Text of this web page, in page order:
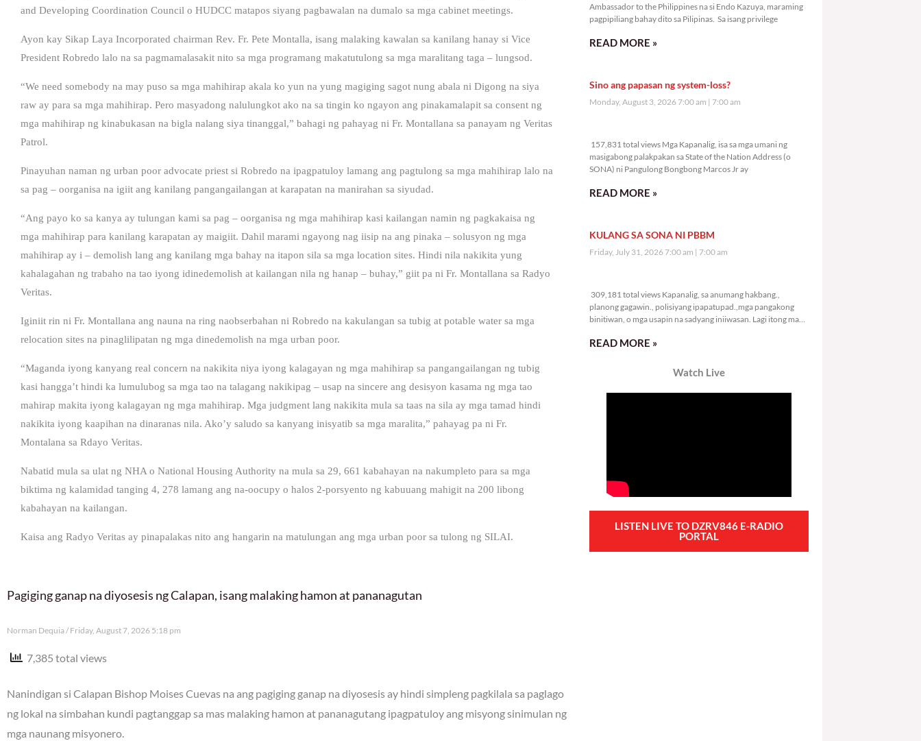
and Developing Coordination Council o HUDCC matapos siyang pagbawalan na dumalo sa mga cabinet meetings.
Ayon kay Sikap Laya Incorporated chairman Rev. Fr. Pete Montalla, isang malaking kawalan sa kanilang hanay si Vice
President Robredo lalo na sa pagmamalasakit nito sa mga programang makatutulong sa mga maralitang taga – lungsod.
“We need somebody na may puso sa mga mahihirap akala ko yun na yung magiging sagot nung abala ni Digong na siya
raw ay para sa mga mahihirap. Pero masyadong nalulungkot ako na sa tingin ko ngayon ang pinakamalapit sa consent ng
mga mahihirap ng kinabukasan na bigla nalang siya tinanggal,” bahagi ng pahayag ni Fr. Montallana sa panayam ng Veritas
Patrol.
Pinayuhan naman ng urban poor advocate priest si Robredo na ipagpatuloy lamang ang pagtulong sa mga mahihirap lalo na
sa pag – oorganisa na igiit ang kanilang pangangailangan at karapatan na manirahan sa siyudad.
“Ang payo ko sa kanya ay tulungan kami sa pag – oorganisa ng mga mahihirap kasi kailangan namin ng pagkakaisa ng
mga mahihirap para kanilang karapatan ay maigiit. Dahil marami ngayong nag iisip na ang pinaka – solusyon ng mga
mahihirap ay i – demolish lang ang kanilang mga bahay na itapon sila sa mga location sites. Hindi nila nakikita yung
kahalagahan ng trabaho na tao iyong idinedemolish at kailangan nila ng hanap – buhay,” giit pa ni Fr. Montallana sa Radyo
Veritas.
Iginiit rin ni Fr. Montallana ang nauna na ring naobserbahan ni Robredo na kakulangan sa tubig at potable water sa mga
relocation sites na pinaglilipatan ng mga dinedemolish na mga urban poor.
“Maganda iyong kanyang real concern na nakikita niya iyong kalagayan ng mga mahihirap sa pangangailangan ng tubig
kasi hangga’t hindi ka lumulubog sa mga tao na talagang nakikipag – usap na sincere ang desisyon kasama ng mga tao
mahirap makita iyong kalagayan ng mga mahihirap. Mga judgment lang nakikita mula sa taas na sila ay mga tamad hindi
nakikita iyong kaapihan na dinaranas nila. Ako’y saludo sa kanyang inisyatib sa mga maralita,” pahayag pa ni Fr.
Montalana sa Rdayo Veritas.
Nabatid mula sa ulat ng NHA o National Housing Authority na mula sa 29, 661 kabahayan na nakumpleto para sa mga
biktima ng kalamidad tanging 4, 278 lamang ang na-oocupy o halos 2-porsyento ng kabuuang mahigit na 200 libong
kabahayan na kailangan.
Kaisa ang Radyo Veritas ay pinapalakas nito ang hangarin na matulungan ang mga urban poor sa tulong ng SILAI.
Pagiging ganap na diyosesis ng Calapan, isang malaking hamon at pananagutan
Norman Dequia Friday, August 7, 2026 5:18 pm
7,385 total views
Nanindigan si Calapan Bishop Moises Cuevas na ang pagiging ganap na diyosesis ay hindi simpleng pagkilala sa paglago
ng lokal na simbahan kundi pagtanggap sa mas malaking hamon at pananagutang ipagpatuloy ang misyong sinimulan ng
mga naunang misyonero.
Ambassador to the Philippines na si Endo Kazuya, maraming
pagpipiliang bahay dito sa Pilipinas. Sa isang privilege
READ MORE »
Sino ang papasan ng system-loss?
Monday, August 3, 2026 7:00 am 7:00 am
157,831 total views Mga Kapanalig, isa sa mga umani ng
masigabong palakpakan sa State of the Nation Address (o
SONA) ni Pangulong Bongbong Marcos Jr ay
READ MORE »
KULANG SA SONA NI PBBM
Friday, July 31, 2026 7:00 am 7:00 am
309,181 total views Kapanalig, sa anumang hakbang.,
planong gagawin., polisiyang ipapatupad.,mga pangakong
binitiwan, o mga usapin na sadyang iniiwasan. Lagi itong may
READ MORE »
Watch Live
LISTEN LIVE TO DZRV846 E-RADIO
PORTAL